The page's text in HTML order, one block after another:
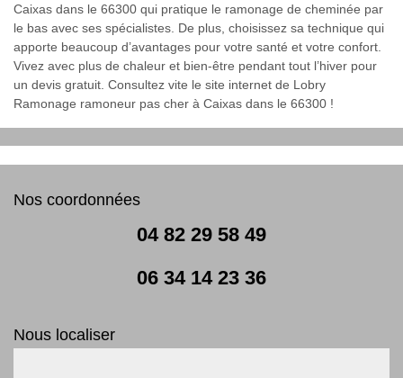
Caixas dans le 66300 qui pratique le ramonage de cheminée par
le bas avec ses spécialistes. De plus, choisissez sa technique qui
apporte beaucoup d’avantages pour votre santé et votre confort.
Vivez avec plus de chaleur et bien-être pendant tout l’hiver pour
un devis gratuit. Consultez vite le site internet de Lobry
Ramonage ramoneur pas cher à Caixas dans le 66300 !
Nos coordonnées
04 82 29 58 49
06 34 14 23 36
Nous localiser